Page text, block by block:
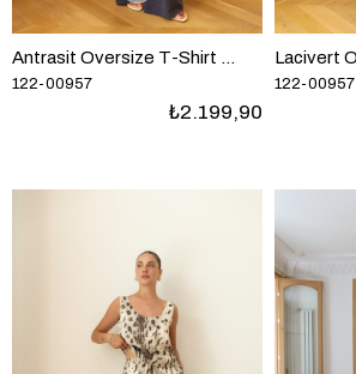
Antrasit Oversize T-Shirt Ve Pantolon Takım
122-00957
₺2.199,90
122-00957